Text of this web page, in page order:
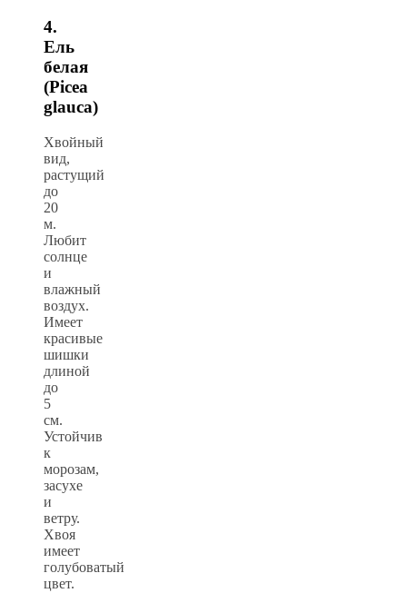
4.
Ель
белая
(Picea
glauca)
Хвойный
вид,
растущий
до
20
м.
Любит
солнце
и
влажный
воздух.
Имеет
красивые
шишки
длиной
до
5
см.
Устойчив
к
морозам,
засухе
и
ветру.
Хвоя
имеет
голубоватый
цвет.